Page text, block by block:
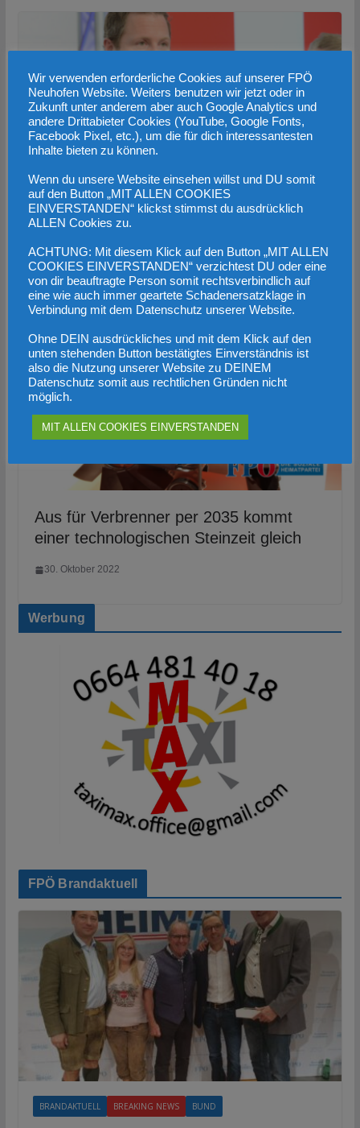
„Linksextremismus sofort an unseren
Unis verhindern – Antifa verbieten“
2. November 2022
Aus für Verbrenner per 2035 kommt
einer technologischen Steinzeit gleich
30. Oktober 2022
Werbung
FPÖ Brandaktuell
BRANDAKTUELL BREAKING NEWS BUND
Wir verwenden erforderliche Cookies auf unserer FPÖ
Neuhofen Website. Weiters benutzen wir jetzt oder in
Zukunft unter anderem aber auch Google Analytics und
andere Drittabieter Cookies (YouTube, Google Fonts,
Facebook Pixel, etc.), um die für dich interessantesten
Inhalte bieten zu können.
Wenn du unsere Website einsehen willst und DU somit
auf den Button „MIT ALLEN COOKIES
EINVERSTANDEN“ klickst stimmst du ausdrücklich
ALLEN Cookies zu.
ACHTUNG: Mit diesem Klick auf den Button „MIT ALLEN
COOKIES EINVERSTANDEN“ verzichtest DU oder eine
von dir beauftragte Person somit rechtsverbindlich auf
eine wie auch immer geartete Schadenersatzklage in
Verbindung mit dem Datenschutz unserer Website.
Ohne DEIN ausdrückliches und mit dem Klick auf den
unten stehenden Button bestätigtes Einverständnis ist
also die Nutzung unserer Website zu DEINEM
Datenschutz somit aus rechtlichen Gründen nicht
möglich.
MIT ALLEN COOKIES EINVERSTANDEN